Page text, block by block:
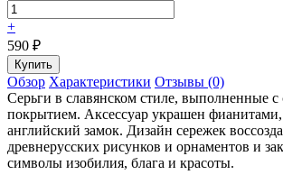
+
590 ₽
Обзор Характеристики Отзывы (0)
Серьги в славянском стиле, выполненные
покрытием. Аксессуар украшен
английский замок. Дизайн сережек
древнерусских рисунков и орнаментов и
символы изобилия, блага и красоты.